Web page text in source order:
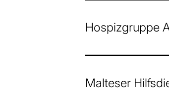
Hospizgruppe
Malteser